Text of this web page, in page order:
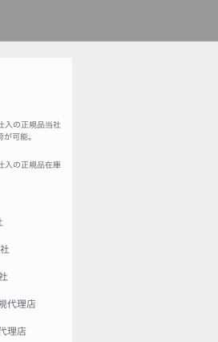
入の正規品当社
可能。
入の正規品在庫
代理店
理店